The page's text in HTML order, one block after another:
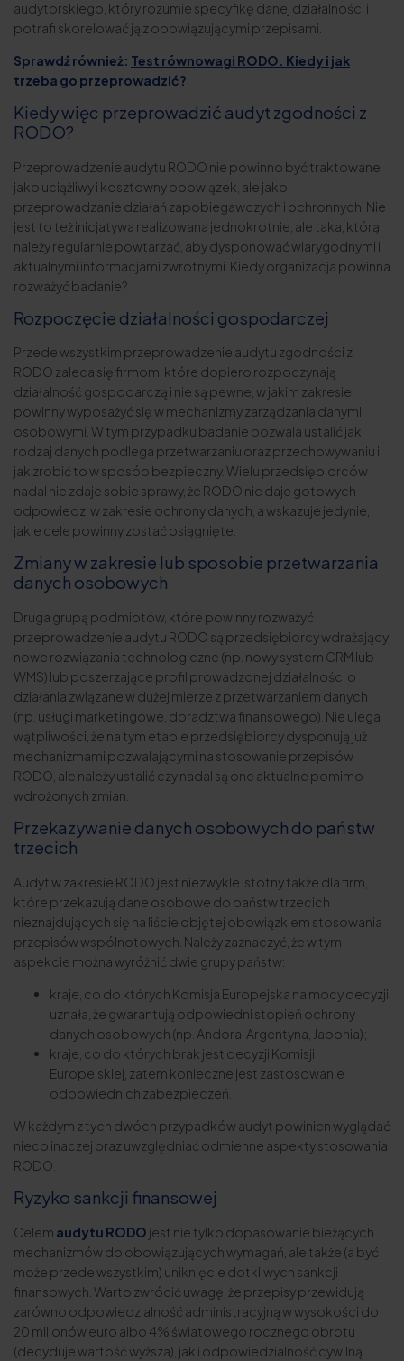
audytorskiego, który rozumie specyfikę danej działalności i
potrafi skorelować ją z obowiązującymi przepisami.
Sprawdź również: Test równowagi RODO. Kiedy i jak
trzeba go przeprowadzić?
Kiedy więc przeprowadzić audyt zgodności z
RODO?
Przeprowadzenie audytu RODO nie powinno być traktowane
jako uciążliwy i kosztowny obowiązek, ale jako
przeprowadzanie działań zapobiegawczych i ochronnych. Nie
jest to też inicjatywa realizowana jednokrotnie, ale taka, którą
należy regularnie powtarzać, aby dysponować wiarygodnymi i
aktualnymi informacjami zwrotnymi. Kiedy organizacja powinna
rozważyć badanie?
Rozpoczęcie działalności gospodarczej
Przede wszystkim przeprowadzenie audytu zgodności z
RODO zaleca się firmom, które dopiero rozpoczynają
działalność gospodarczą i nie są pewne, w jakim zakresie
powinny wyposażyć się w mechanizmy zarządzania danymi
osobowymi. W tym przypadku badanie pozwala ustalić jaki
rodzaj danych podlega przetwarzaniu oraz przechowywaniu i
jak zrobić to w sposób bezpieczny. Wielu przedsiębiorców
nadal nie zdaje sobie sprawy, że RODO nie daje gotowych
odpowiedzi w zakresie ochrony danych, a wskazuje jedynie,
jakie cele powinny zostać osiągnięte.
Zmiany w zakresie lub sposobie przetwarzania
danych osobowych
Druga grupą podmiotów, które powinny rozważyć
przeprowadzenie audytu RODO są przedsiębiorcy wdrażający
nowe rozwiązania technologiczne (np. nowy system CRM lub
WMS) lub poszerzające profil prowadzonej działalności o
działania związane w dużej mierze z przetwarzaniem danych
(np. usługi marketingowe, doradztwa finansowego). Nie ulega
wątpliwości, że na tym etapie przedsiębiorcy dysponują już
mechanizmami pozwalającymi na stosowanie przepisów
RODO, ale należy ustalić czy nadal są one aktualne pomimo
wdrożonych zmian.
Przekazywanie danych osobowych do państw
trzecich
Audyt w zakresie RODO jest niezwykle istotny także dla firm,
które przekazują dane osobowe do państw trzecich
nieznajdujących się na liście objętej obowiązkiem stosowania
przepisów wspólnotowych. Należy zaznaczyć, że w tym
aspekcie można wyróżnić dwie grupy państw:
kraje, co do których Komisja Europejska na mocy decyzji
uznała, że gwarantują odpowiedni stopień ochrony
danych osobowych (np. Andora, Argentyna, Japonia);
kraje, co do których brak jest decyzji Komisji
Europejskiej, zatem konieczne jest zastosowanie
odpowiednich zabezpieczeń.
W każdym z tych dwóch przypadków audyt powinien wyglądać
nieco inaczej oraz uwzględniać odmienne aspekty stosowania
RODO.
Ryzyko sankcji finansowej
Celem audytu RODO jest nie tylko dopasowanie bieżących
mechanizmów do obowiązujących wymagań, ale także (a być
może przede wszystkim) uniknięcie dotkliwych sankcji
finansowych. Warto zwrócić uwagę, że przepisy przewidują
zarówno odpowiedzialność administracyjną w wysokości do
20 milionów euro albo 4% światowego rocznego obrotu
(decyduje wartość wyższa), jak i odpowiedzialność cywilną